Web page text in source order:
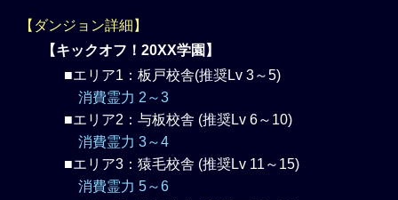
【ダンジョン詳細】
【キックオフ！20XX学園】
■エリア1：板戸校舎(推奨Lv 3～5)
消費霊力 2～3
■エリア2：与板校舎 (推奨Lv 6～10)
消費霊力 3～4
■エリア3：猿毛校舎 (推奨Lv 11～15)
消費霊力 5～6